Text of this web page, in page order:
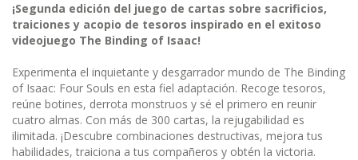
¡Segunda edición del juego de cartas sobre sacrificios,
traiciones y acopio de tesoros inspirado en el exitoso
videojuego The Binding of Isaac!
Experimenta el inquietante y desgarrador mundo de The Binding
of Isaac: Four Souls en esta fiel adaptación. Recoge tesoros,
reúne botines, derrota monstruos y sé el primero en reunir
cuatro almas. Con más de 300 cartas, la rejugabilidad es
ilimitada. ¡Descubre combinaciones destructivas, mejora tus
habilidades, traiciona a tus compañeros y obtén la victoria.